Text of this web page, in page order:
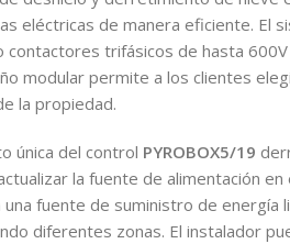
eléctricas de manera eficiente. El
trifásicos de hasta
modular permite a los clientes
la propiedad.
única del control PYROBOX5/19
la fuente de alimentación
una fuente de suministro de energía
diferentes zonas. El instalador